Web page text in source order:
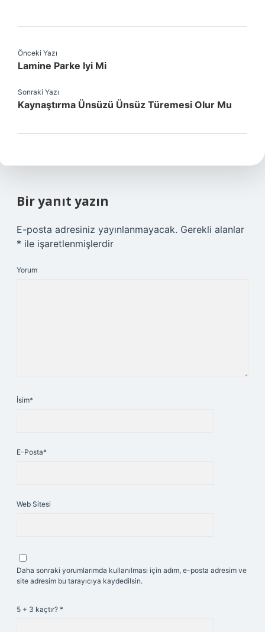
Önceki Yazı
Lamine Parke Iyi Mi
Sonraki Yazı
Kaynaştırma Ünsüzü Ünsüz Türemesi Olur Mu
Bir yanıt yazın
E-posta adresiniz yayınlanmayacak. Gerekli alanlar
* ile işaretlenmişlerdir
Yorum
İsim*
E-Posta*
Web Sitesi
Daha sonraki yorumlarımda kullanılması için adım, e-posta adresim ve
site adresim bu tarayıcıya kaydedilsin.
5 + 3 kaçtır? *